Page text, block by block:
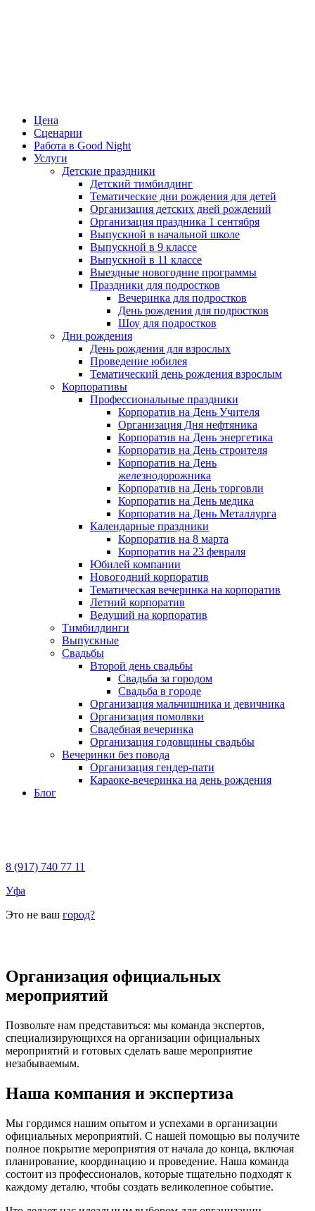
Цена
Сценарии
Работа в Good Night
Услуги
Детские праздники
Детский тимбилдинг
Тематические дни рождения для детей
Организация детских дней рождений
Организация праздника 1 сентября
Выпускной в начальной школе
Выпускной в 9 классе
Выпускной в 11 классе
Выездные новогодние программы
Праздники для подростков
Вечеринка для подростков
День рождения для подростков
Шоу для подростков
Дни рождения
День рождения для взрослых
Проведение юбилея
Тематический день рождения взрослым
Корпоративы
Профессиональные праздники
Корпоратив на День Учителя
Организация Дня нефтяника
Корпоратив на День энергетика
Корпоратив на День строителя
Корпоратив на День
железнодорожника
Корпоратив на День торговли
Корпоратив на День медика
Корпоратив на День Металлурга
Календарные праздники
Корпоратив на 8 марта
Корпоратив на 23 февраля
Юбилей компании
Новогодний корпоратив
Тематическая вечеринка на корпоратив
Летний корпоратив
Ведущий на корпоратив
Тимбилдинги
Выпускные
Свадьбы
Второй день свадьбы
Свадьба за городом
Свадьба в городе
Организация мальчишника и девичника
Организация помолвки
Свадебная вечеринка
Организация годовщины свадьбы
Вечеринки без повода
Организация гендер-пати
Караоке-вечеринка на день рождения
Блог
8 (917) 740 77 11
Уфа
Это не ваш город?
Организация официальных
мероприятий
Позвольте нам представиться: мы команда экспертов,
специализирующихся на организации официальных
мероприятий и готовых сделать ваше мероприятие
незабываемым.
Наша компания и экспертиза
Мы гордимся нашим опытом и успехами в организации
официальных мероприятий. С нашей помощью вы получите
полное покрытие мероприятия от начала до конца, включая
планирование, координацию и проведение. Наша команда
состоит из профессионалов, которые тщательно подходят к
каждому деталю, чтобы создать великолепное событие.